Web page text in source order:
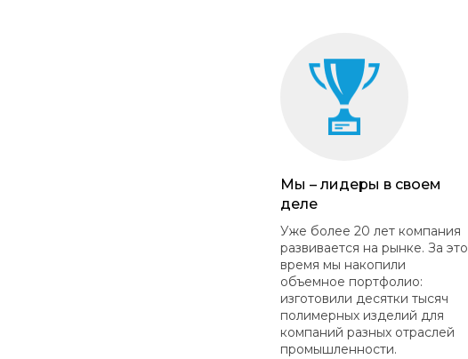
Мы – лидеры в своем
деле
Уже более 20 лет компания
развивается на рынке. За это
время мы накопили
объемное портфолио:
изготовили десятки тысяч
полимерных изделий для
компаний разных отраслей
промышленности.